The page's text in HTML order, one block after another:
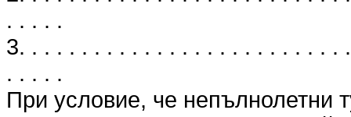
. . . . .
3. . . . . . . . . . . . . . . . . . . . . . . . .
. . . . .
При условие, че непълнолетни